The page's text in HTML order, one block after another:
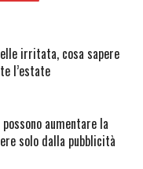
irritata, cosa sapere
l’estate
aumentare la
solo dalla pubblicità